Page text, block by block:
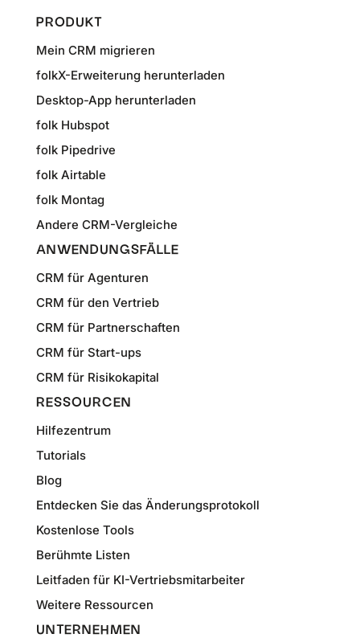
PRODUKT
Mein CRM migrieren
folkX-Erweiterung herunterladen
Desktop-App herunterladen
folk Hubspot
folk Pipedrive
folk Airtable
folk Montag
Andere CRM-Vergleiche
ANWENDUNGSFÄLLE
CRM für Agenturen
CRM für den Vertrieb
CRM für Partnerschaften
CRM für Start-ups
CRM für Risikokapital
RESSOURCEN
Hilfezentrum
Tutorials
Blog
Entdecken Sie das Änderungsprotokoll
Kostenlose Tools
Berühmte Listen
Leitfaden für KI-Vertriebsmitarbeiter
Weitere Ressourcen
UNTERNEHMEN